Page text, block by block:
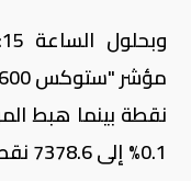
نقطة بينما هبط
0.1% إلى 7378.6 نقطة